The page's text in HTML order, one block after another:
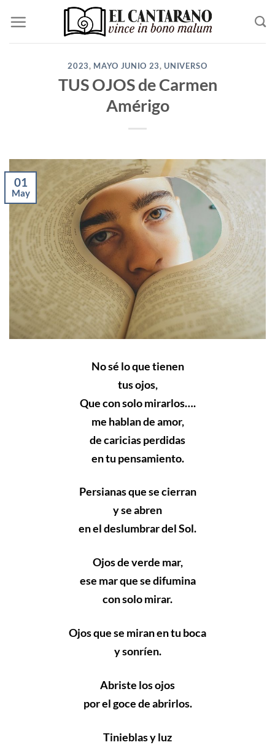
contenido
2023, MAYO JUNIO 23,UNIVERSO
TUS OJOS de Carmen
Amérigo
01
May
No sé lo que tienen
tus ojos,
Que con solo mirarlos….
me hablan de amor,
de caricias perdidas
en tu pensamiento.
Persianas que se cierran
y se abren
en el deslumbrar del Sol.
Ojos de verde mar,
ese mar que se difumina
con solo mirar.
Ojos que se miran en tu boca
y sonríen.
Abriste los ojos
por el goce de abrirlos.
Tinieblas y luz